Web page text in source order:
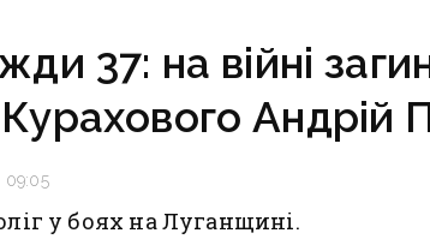
авіабомбами
37: на війні
Курахового Андрій
09:05
у боях на Луганщині.